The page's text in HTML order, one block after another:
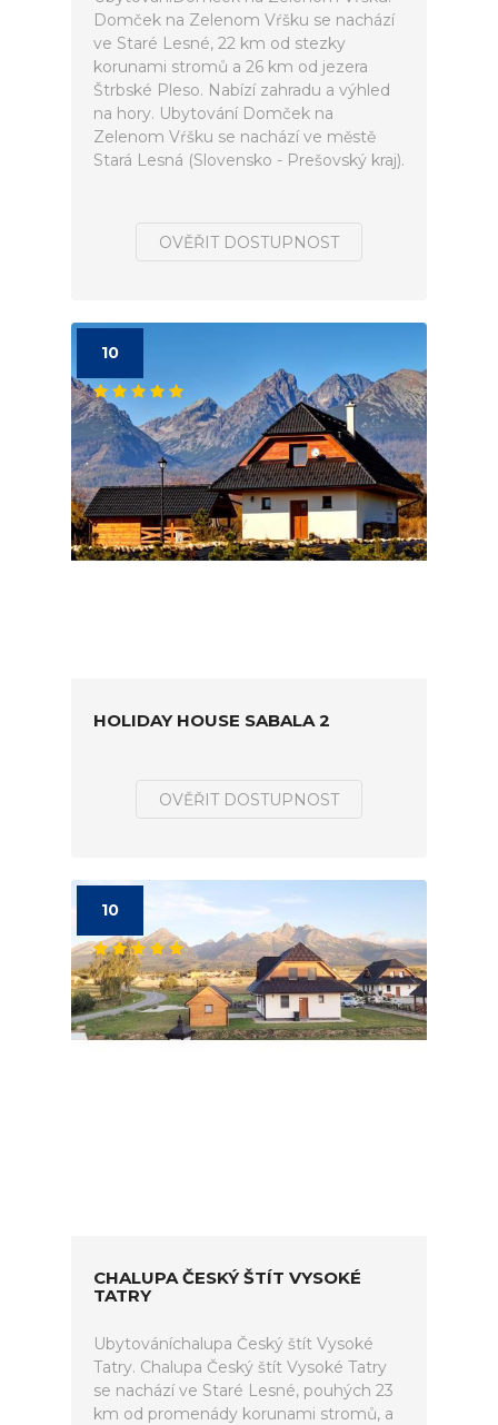
Domček na Zelenom Vŕšku se nachází
ve Staré Lesné, 22 km od stezky
korunami stromů a 26 km od jezera
Štrbské Pleso. Nabízí zahradu a výhled
na hory. Ubytování Domček na
Zelenom Vŕšku se nachází ve městě
Stará Lesná (Slovensko - Prešovský kraj).
OVĚŘIT DOSTUPNOST
10
HOLIDAY HOUSE SABALA 2
OVĚŘIT DOSTUPNOST
10
CHALUPA ČESKÝ ŠTÍT VYSOKÉ
TATRY
Ubytováníchalupa Český štít Vysoké
Tatry. Chalupa Český štít Vysoké Tatry
se nachází ve Staré Lesné, pouhých 23
km od promenády korunami stromů, a